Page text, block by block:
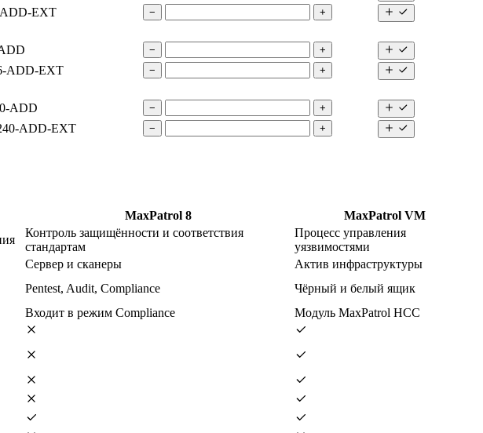
EXT − +
− +
ADD-EXT − +
ADD − +
ADD-EXT − +
MaxPatrol 8
MaxPatrol VM
Контроль защищённости и соответствия
стандартам
Процесс управления
уязвимостями
Сервер и сканеры
Актив инфраструктуры
Pentest, Audit, Compliance
Чёрный и белый ящик
Входит в режим Compliance
Модуль MaxPatrol HCC